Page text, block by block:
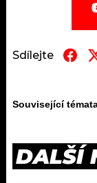
Sdílejte
Související
DALŠÍ